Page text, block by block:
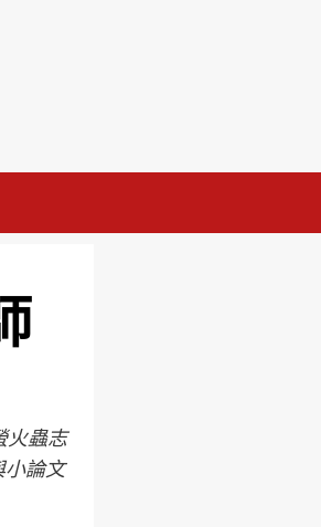
火蟲志
小論文